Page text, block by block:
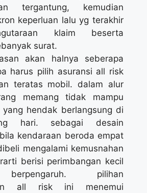
tergantung, kemudian
keperluan lalu yg terakhir
klaim beserta
surat.
akan halnya seberapa
harus pilih asuransi all risk
teratas mobil. dalam alur
memang tidak mampu
hendak berlangsung di
hari. sebagai desain
kendaraan beroda empat
mengalami kemusnahan
berisi perimbangan kecil
pilihan
all risk ini menemui